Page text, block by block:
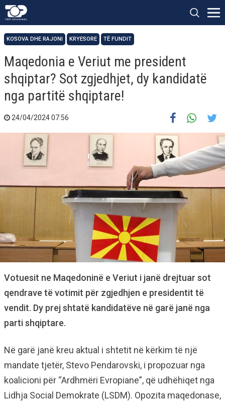
KOSOVA DHE RAJONI KRYESORE TË FUNDIT
Maqedonia e Veriut me president
shqiptar? Sot zgjedhjet, dy kandidatë
nga partitë shqiptare!
24/04/2024 07:56
Votuesit ne Maqedoninë e Veriut i janë drejtuar sot
qendrave të votimit për zgjedhjen e presidentit të
vendit. Dy prej shtatë kandidatëve në garë janë nga
parti shqiptare.
Në garë janë kreu aktual i shtetit në kërkim të një
mandate tjetër, Stevo Pendarovski, i propozuar nga
koalicioni për “Ardhmëri Evropiane”, që udhëhiqet nga
Lidhja Social Demokrate (LSDM). Opozita maqedonase,